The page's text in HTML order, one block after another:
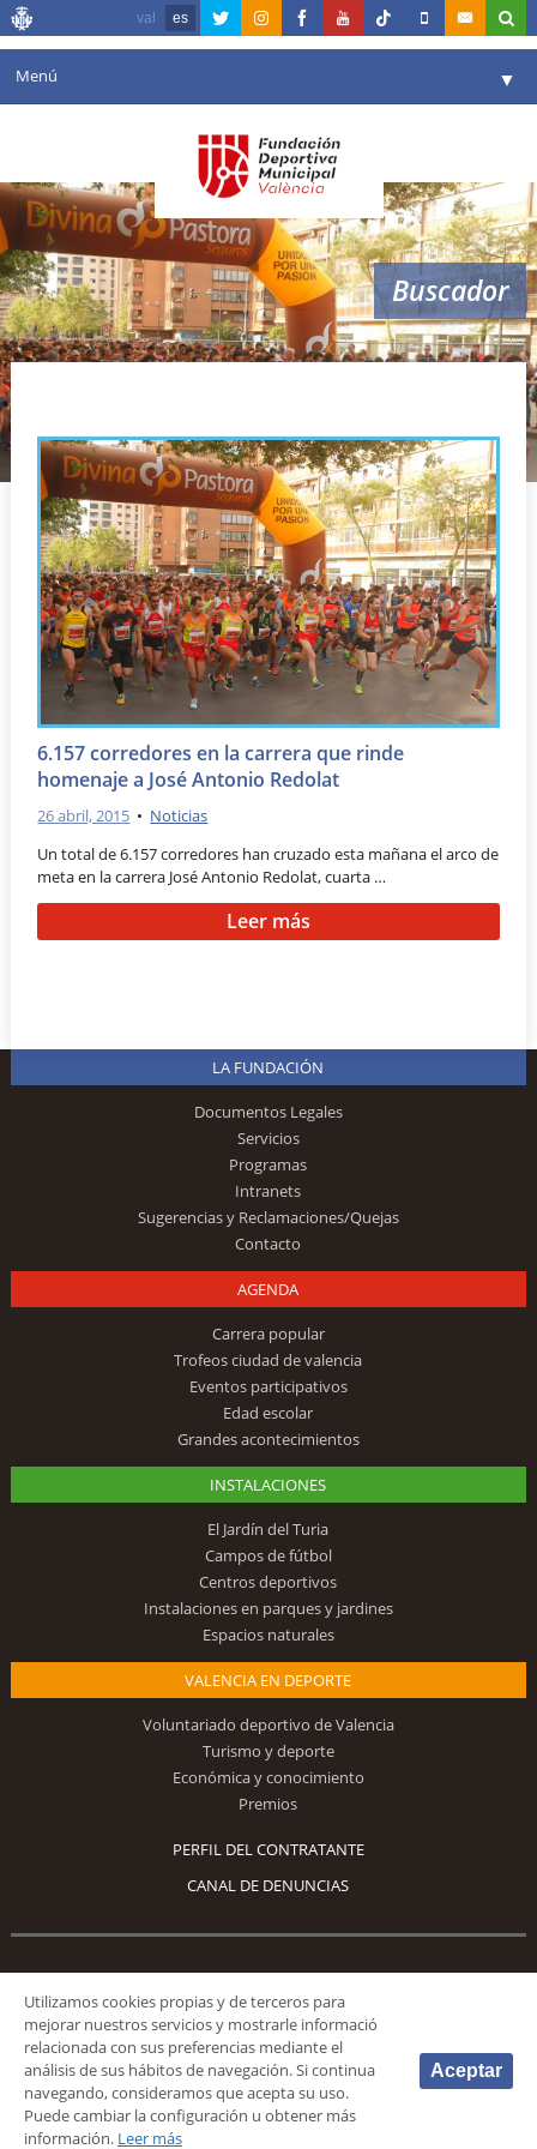
val es
Menú ▼
Agenda
Instalaciones ▼
Comunicación ▼
Valencia en deporte ▼
Reservas
Buscador
ii carrera redolat
6.157 corredores en la carrera que rinde
homenaje a José Antonio Redolat
26 abril, 2015 • Noticias
Un total de 6.157 corredores han cruzado esta mañana el arco de
meta en la carrera José Antonio Redolat, cuarta …
Leer más
LA FUNDACIÓN
Documentos Legales
Servicios
Programas
Intranets
Sugerencias y Reclamaciones/Quejas
Contacto
AGENDA
Carrera popular
Trofeos ciudad de valencia
Eventos participativos
Edad escolar
Grandes acontecimientos
INSTALACIONES
El Jardín del Turia
Campos de fútbol
Centros deportivos
Instalaciones en parques y jardines
Espacios naturales
VALENCIA EN DEPORTE
Voluntariado deportivo de Valencia
Turismo y deporte
Económica y conocimiento
Premios
PERFIL DEL CONTRATANTE
CANAL DE DENUNCIAS
Síguenos
© 2026 Fundación Deportiva Municipal Valencia |AVISO LEGAL
PRIVACIDAD
Utilizamos cookies propias y de terceros para
mejorar nuestros servicios y mostrarle informació
relacionada con sus preferencias mediante el
análisis de sus hábitos de navegación. Si continua
navegando, consideramos que acepta su uso.
Puede cambiar la configuración u obtener más
información. Leer más
Aceptar